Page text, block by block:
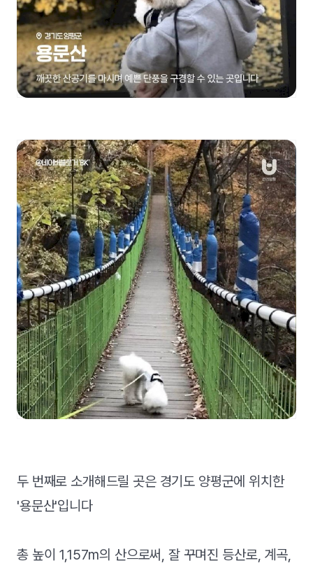
두 번째로 소개해드릴 곳은 경기도 양평군에 위치한
'용문산'입니다
총 높이 1,157m의 산으로써, 잘 꾸며진 등산로, 계곡,